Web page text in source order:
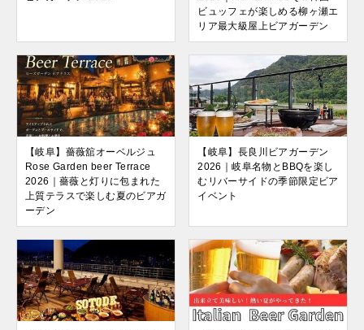
ビュッフェが楽しめる柳ヶ瀬エ
リア最大級屋上ビアガーデン
【岐阜】薔薇舘オーベルジュ
Rose Garden beer Terrace
2026｜薔薇と灯りに包まれた
上質テラスで楽しむ夏のビアガ
ーデン
【岐阜】長良川ビアガーデン
2026｜岐阜名物とBBQを楽し
むリバーサイドの季節限定ビア
イベント